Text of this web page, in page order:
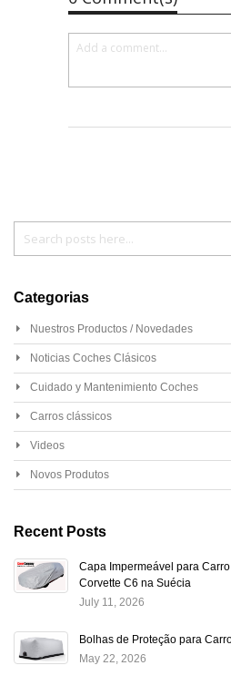
Categorias
Nuestros Productos / Novedades
Noticias Coches Clásicos
Cuidado y Mantenimiento Coches
Carros clássicos
Videos
Novos Produtos
Recent Posts
Capa Impermeável para
Corvette C6 na Suécia
July 11, 2026
Bolhas de Proteção para
May 22, 2026